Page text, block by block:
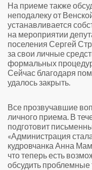
На приеме также
неподалеку от
устанавливается
на мероприятии
поселения Сергей
за свои личные
формальных
Сейчас благодаря
удалось закрыть.
Все прозвучавшие
личного приема. В
подготовит
«Администрация
кудровчанка Анна
что теперь есть
обсудить проблемные